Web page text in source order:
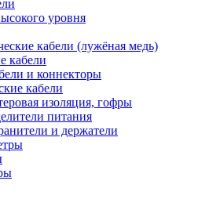
уровня
кабели (лужёная медь)
кабели
и коннекторы
кабели
изоляция, гофры
питания
и держатели